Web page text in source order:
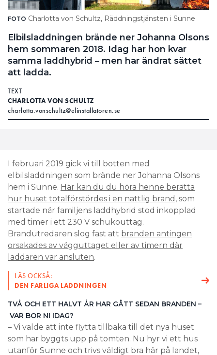
FOTO Charlotta von Schultz, Räddningstjänsten i Sunne
Elbilsladdningen brände ner Johanna Olsons
hem sommaren 2018. Idag har hon kvar
samma laddhybrid – men har ändrat sättet
att ladda.
TEXT
CHARLOTTA VON SCHULTZ
charlotta.vonschultz@elinstallatoren.se
I februari 2019 gick vi till botten med
elbilsladdningen som brände ner Johanna Olsons
hem i Sunne. Här kan du du höra henne berätta
hur huset totalförstördes i en nattlig brand , som
startade när familjens laddhybrid stod inkopplad
med timer i ett 230 V schukouttag.
Brandutredaren slog fast att branden antingen
orsakades av vägguttaget eller av timern där
laddaren var ansluten.
LÄS OCKSÅ:
DEN FARLIGA LADDNINGEN
TVÅ OCH ETT HALVT ÅR HAR GÅTT SEDAN BRANDEN –
VAR BOR NI IDAG?
– Vi valde att inte flytta tillbaka till det nya huset
som har byggts upp på tomten. Nu hyr vi ett hus
utanför Sunne och trivs väldigt bra här på landet,